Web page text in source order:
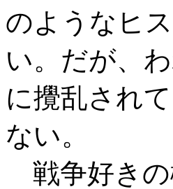
のようなヒ
い。だが、
に攪乱され
ない。
戦争好きの